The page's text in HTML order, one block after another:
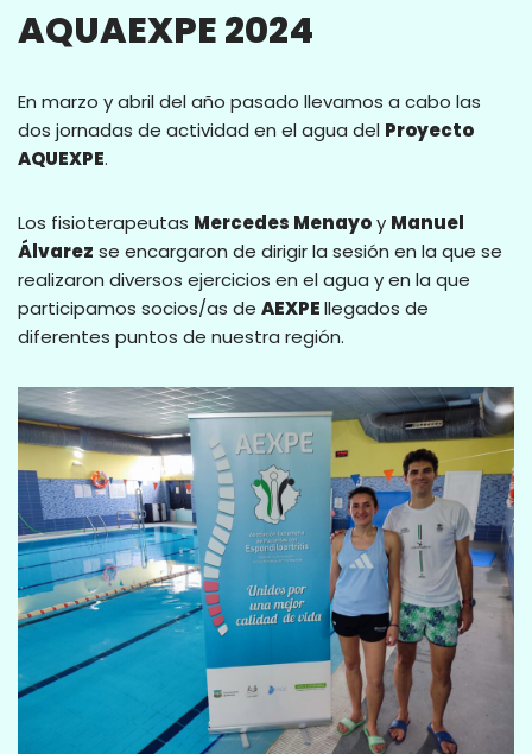
AQUAEXPE 2024
En marzo y abril del año pasado llevamos a cabo las
dos jornadas de actividad en el agua del Proyecto
AQUEXPE.
Los fisioterapeutas Mercedes Menayoy Manuel
Álvarez se encargaron de dirigir la sesión en la que se
realizaron diversos ejercicios en el agua y en la que
participamos socios/as de AEXPEllegados de
diferentes puntos de nuestra región.